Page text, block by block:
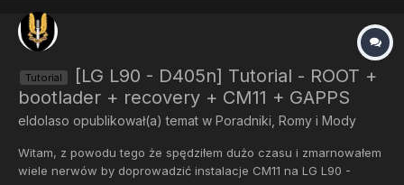
Tutorial
[LG L90 - D405n] Tutorial - ROOT +
bootlader + recovery + CM11 + GAPPS
eldolaso opublikował(a) temat w Poradniki, Romy i Mody
Witam, z powodu tego że spędziłem dużo czasu i zmarnowałem
wiele nerwów by doprowadzić instalacje CM11 na LG L90 -